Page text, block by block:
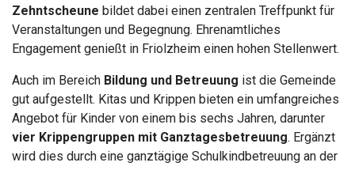
Zehntscheune bildet dabei einen zentralen Treffpunkt für
Veranstaltungen und Begegnung. Ehrenamtliches
Engagement genießt in Friolzheim einen hohen Stellenwert.
Auch im Bereich Bildung und Betreuung ist die Gemeinde
gut aufgestellt. Kitas und Krippen bieten ein umfangreiches
Angebot für Kinder von einem bis sechs Jahren, darunter
vier Krippengruppen mit Ganztagesbetreuung. Ergänzt
wird dies durch eine ganztägige Schulkindbetreuung an der